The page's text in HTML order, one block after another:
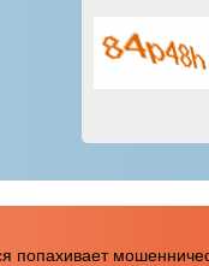
попахивает